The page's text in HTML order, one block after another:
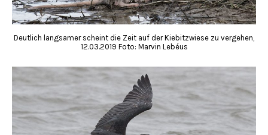
Deutlich langsamer scheint die Zeit auf der Kiebitzwiese zu vergehen,
12.03.2019 Foto: Marvin Lebéus